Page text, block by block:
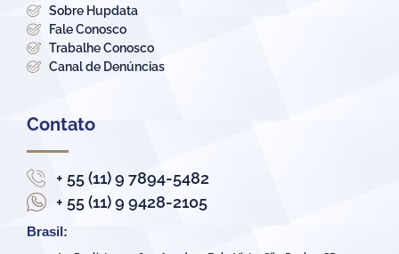
Sobre Hupdata
Fale Conosco
Trabalhe Conosco
Canal de Denúncias
Contato
+ 55 (11) 9 7894-5482
+ 55 (11) 9 9428-2105
Brasil: